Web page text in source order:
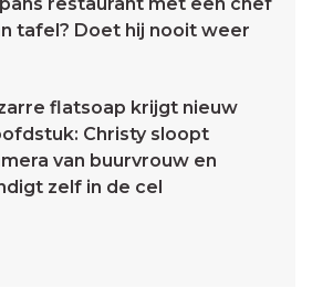
tafel? Doet hij nooit weer
flatsoap krijgt nieuw
Christy sloopt
van buurvrouw en
zelf in de cel